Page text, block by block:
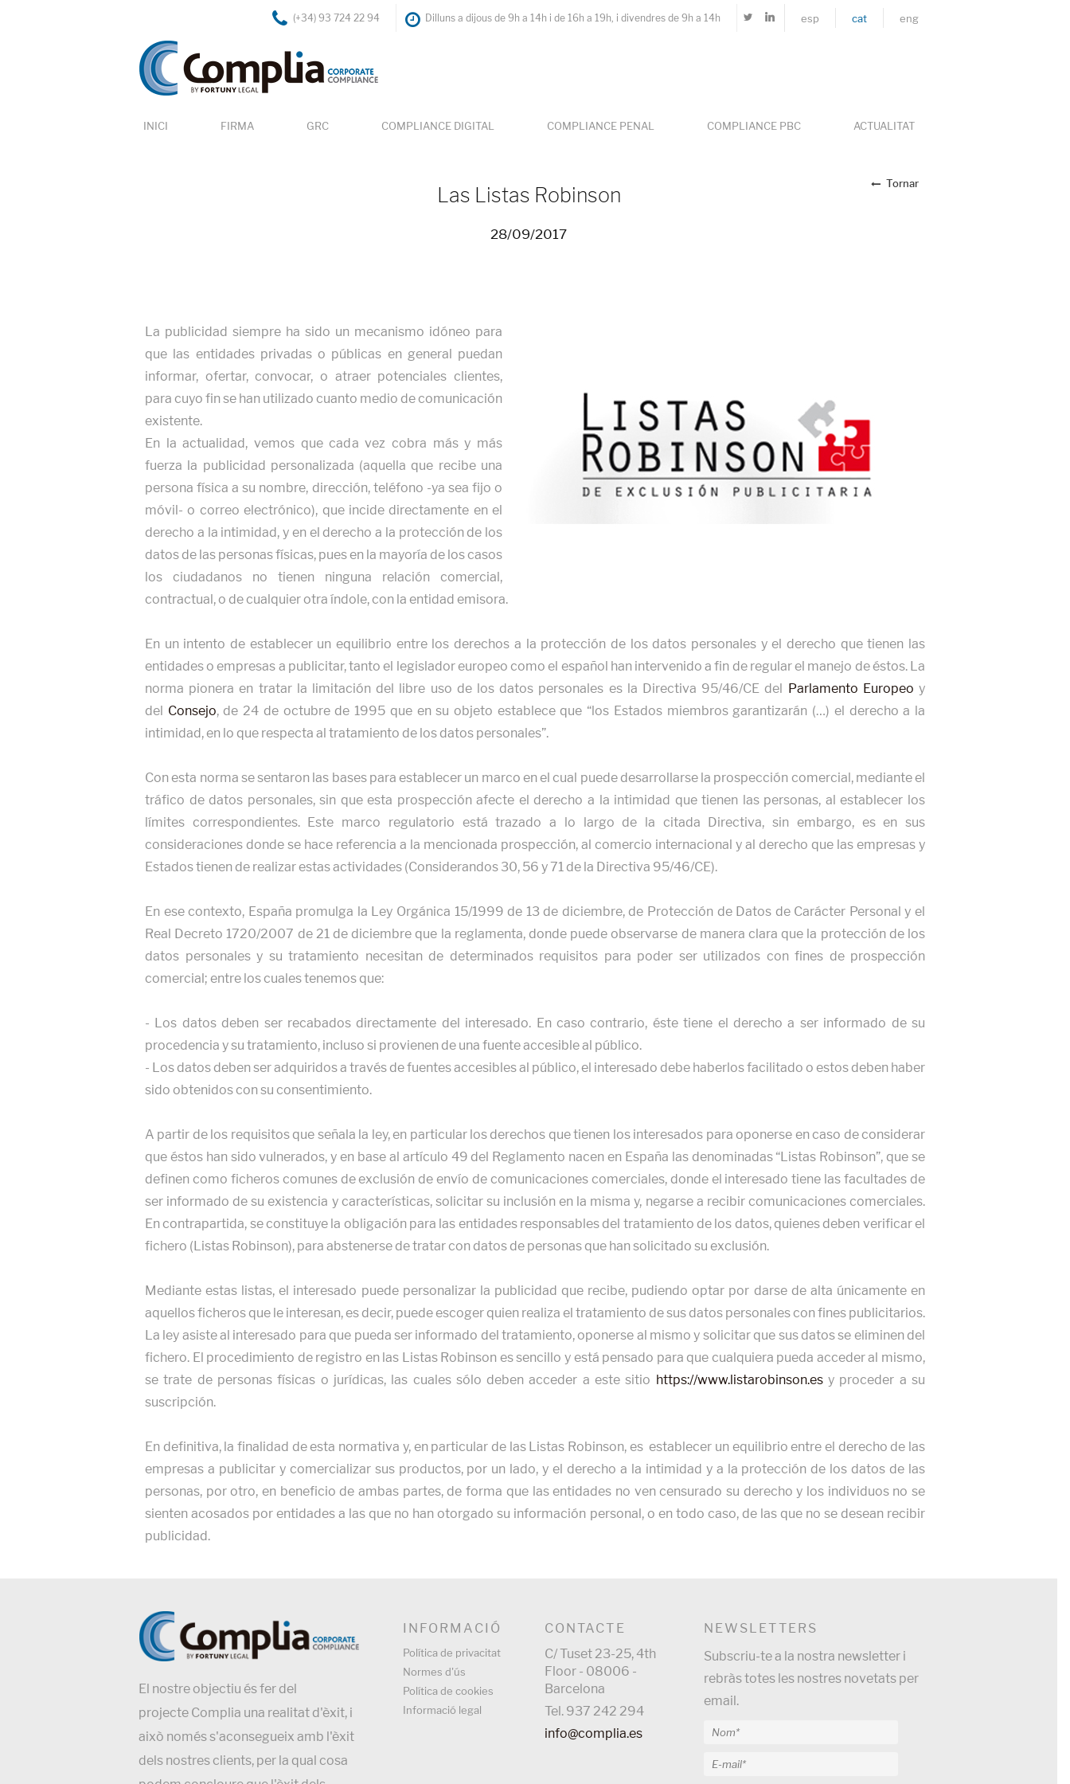
esp cat eng
(+34) 93 724 22 94 Dilluns a dijous de 9h a 14h i de 16h a 19h, i divendres de 9h a 14h
INICI FIRMA GRC COMPLIANCE DIGITAL COMPLIANCE PENAL COMPLIANCE PBC ACTUALITAT
Tornar
Las Listas Robinson
28/09/2017
La publicidad siempre ha sido un mecanismo idóneo para
que las entidades privadas o públicas en general puedan
informar, ofertar, convocar, o atraer potenciales clientes,
para cuyo fin se han utilizado cuanto medio de comunicación
existente.
En la actualidad, vemos que cada vez cobra más y más
fuerza la publicidad personalizada (aquella que recibe una
persona física a su nombre, dirección, teléfono -ya sea fijo o
móvil- o correo electrónico), que incide directamente en el
derecho a la intimidad, y en el derecho a la protección de los
datos de las personas físicas, pues en la mayoría de los casos
los ciudadanos no tienen ninguna relación comercial,
contractual, o de cualquier otra índole, con la entidad emisora.
En un intento de establecer un equilibrio entre los derechos a la protección de los datos personales y el derecho que tienen las
entidades o empresas a publicitar, tanto el legislador europeo como el español han intervenido a fin de regular el manejo de éstos. La
norma pionera en tratar la limitación del libre uso de los datos personales es la Directiva 95/46/CE del Parlamento Europeo y
del Consejo, de 24 de octubre de 1995 que en su objeto establece que “los Estados miembros garantizarán (…) el derecho a la
intimidad, en lo que respecta al tratamiento de los datos personales”.
Con esta norma se sentaron las bases para establecer un marco en el cual puede desarrollarse la prospección comercial, mediante el
tráfico de datos personales, sin que esta prospección afecte el derecho a la intimidad que tienen las personas, al establecer los
límites correspondientes. Este marco regulatorio está trazado a lo largo de la citada Directiva, sin embargo, es en sus
consideraciones donde se hace referencia a la mencionada prospección, al comercio internacional y al derecho que las empresas y
Estados tienen de realizar estas actividades (Considerandos 30, 56 y 71 de la Directiva 95/46/CE).
En ese contexto, España promulga la Ley Orgánica 15/1999 de 13 de diciembre, de Protección de Datos de Carácter Personal y el
Real Decreto 1720/2007 de 21 de diciembre que la reglamenta, donde puede observarse de manera clara que la protección de los
datos personales y su tratamiento necesitan de determinados requisitos para poder ser utilizados con fines de prospección
comercial; entre los cuales tenemos que:
- Los datos deben ser recabados directamente del interesado. En caso contrario, éste tiene el derecho a ser informado de su
procedencia y su tratamiento, incluso si provienen de una fuente accesible al público.
- Los datos deben ser adquiridos a través de fuentes accesibles al público, el interesado debe haberlos facilitado o estos deben haber
sido obtenidos con su consentimiento.
A partir de los requisitos que señala la ley, en particular los derechos que tienen los interesados para oponerse en caso de considerar
que éstos han sido vulnerados, y en base al artículo 49 del Reglamento nacen en España las denominadas “Listas Robinson”, que se
definen como ficheros comunes de exclusión de envío de comunicaciones comerciales, donde el interesado tiene las facultades de
ser informado de su existencia y características, solicitar su inclusión en la misma y, negarse a recibir comunicaciones comerciales.
En contrapartida, se constituye la obligación para las entidades responsables del tratamiento de los datos, quienes deben verificar el
fichero (Listas Robinson), para abstenerse de tratar con datos de personas que han solicitado su exclusión.
Mediante estas listas, el interesado puede personalizar la publicidad que recibe, pudiendo optar por darse de alta únicamente en
aquellos ficheros que le interesan, es decir, puede escoger quien realiza el tratamiento de sus datos personales con fines publicitarios.
La ley asiste al interesado para que pueda ser informado del tratamiento, oponerse al mismo y solicitar que sus datos se eliminen del
fichero. El procedimiento de registro en las Listas Robinson es sencillo y está pensado para que cualquiera pueda acceder al mismo,
se trate de personas físicas o jurídicas, las cuales sólo deben acceder a este sitio https://www.listarobinson.esy proceder a su
suscripción.
En definitiva, la finalidad de esta normativa y, en particular de las Listas Robinson, es establecer un equilibrio entre el derecho de las
empresas a publicitar y comercializar sus productos, por un lado, y el derecho a la intimidad y a la protección de los datos de las
personas, por otro, en beneficio de ambas partes, de forma que las entidades no ven censurado su derecho y los individuos no se
sienten acosados por entidades a las que no han otorgado su información personal, o en todo caso, de las que no se desean recibir
publicidad.
El nostre objectiu és fer del
projecte Complia una realitat d'èxit, i
això només s'aconsegueix amb l'èxit
dels nostres clients, per la qual cosa
INFORMACIÓ
Política de privacitat
Normes d'ús
Política de cookies
Informació legal
CONTACTE
C/ Tuset 23-25, 4th
Floor - 08006 -
Barcelona
Tel. 937 242 294
info@complia.es
NEWSLETTERS
Subscriu-te a la nostra newsletter i
rebràs totes les nostres novetats per
email.